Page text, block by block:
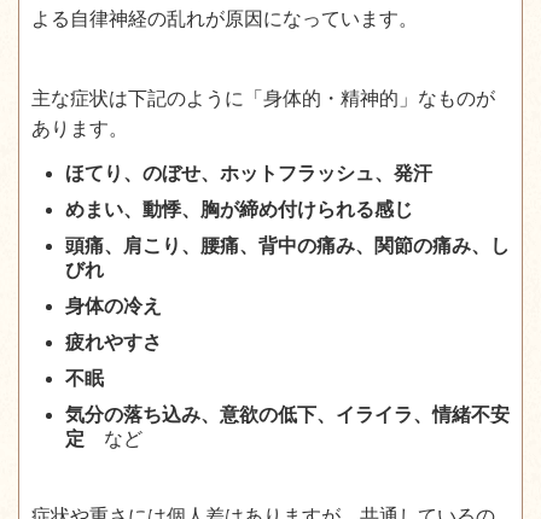
よる自律神経の乱れが原因になっています。
主な症状は下記のように「身体的・精神的」なものが
あります。
ほてり、のぼせ、ホットフラッシュ、発汗
めまい、動悸、胸が締め付けられる感じ
頭痛、肩こり、腰痛、背中の痛み、関節の痛み、し
びれ
身体の冷え
疲れやすさ
不眠
気分の落ち込み、意欲の低下、イライラ、情緒不安
定 など